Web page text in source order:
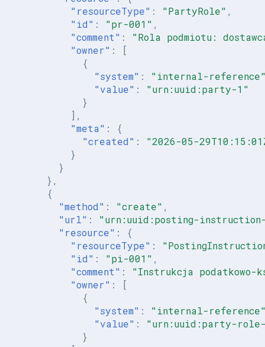
"resourceType" : "PartyRole" ,
"id" : "pr-001" ,
"comment" :
"Rola podmiotu:
"owner" :
[
{
"system" :
"internal-
"value" :
"urn:uuid:party-1"
}
],
"meta" :
{
"created" :
"2026-05-
}
}
},
{
"method" : "create" ,
"url" :
"urn:uuid:posting-
"resource" :
{
"resourceType" :
"id" : "pi-001" ,
"comment" :
"Instrukcja podatkowo-
"owner" :
[
{
"system" :
"internal-
"value" :
"urn:uuid:party-
}